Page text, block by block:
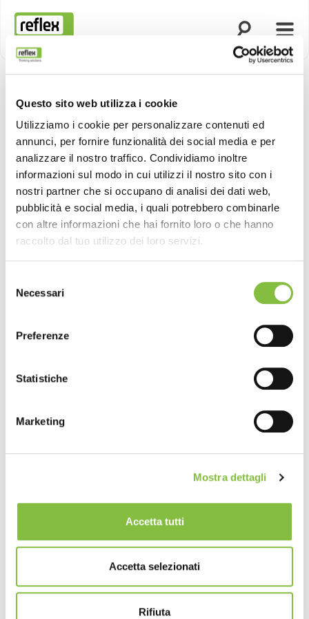
Questo sito web utilizza i cookie
Utilizziamo i cookie per personalizzare contenuti ed
annunci, per fornire funzionalità dei social media e per
analizzare il nostro traffico. Condividiamo inoltre
informazioni sul modo in cui utilizzi il nostro sito con i
nostri partner che si occupano di analisi dei dati web,
pubblicità e social media, i quali potrebbero combinarle
con altre informazioni che hai fornito loro o che hanno
raccolto dal tuo utilizzo dei loro servizi.
delNecessari
Preferenze
Statistiche
Marketing
Mostra dettagli
Accetta tutti
Accetta selezionati
Rifiuta
Homepage
Apri la ricerca
Apri